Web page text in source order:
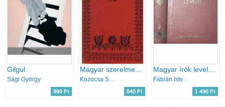
Gilgul
Sági György
990 Ft
Kozocsa Sándor (Szerk.)
840 Ft
Magyar írók levelei (XV-XX. század)
Fábián István (szerk.)
1 490 Ft